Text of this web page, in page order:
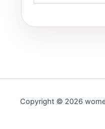
Copyright © 2026